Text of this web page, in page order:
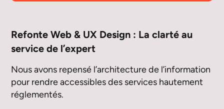
Refonte Web & UX Design : La clarté au
service de l’expert
Nous avons repensé l’architecture de l’information
pour rendre accessibles des services hautement
réglementés.